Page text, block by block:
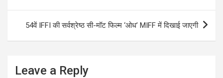
54वें IFFI की सर्वश्रेष्ठ सी-मॉट फिल्म ‘ओध’ MIFF में दिखाई जाएगी
Leave a Reply